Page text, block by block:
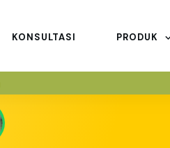
KONSULTASI PRODUK